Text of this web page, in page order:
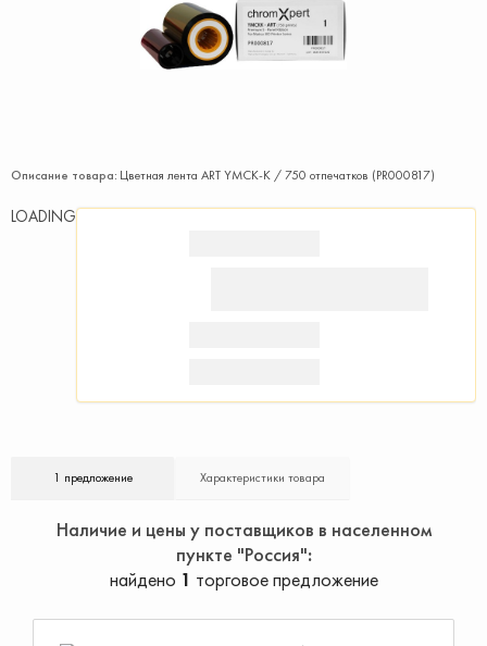
Описание товара: Цветная лента ART YMCK-K / 750 отпечатков (PR000817)
LOADING
1 предложение Характеристики товара
Наличие и цены у поставщиков в населенном
пункте "Россия"
найдено 1 торговое предложение